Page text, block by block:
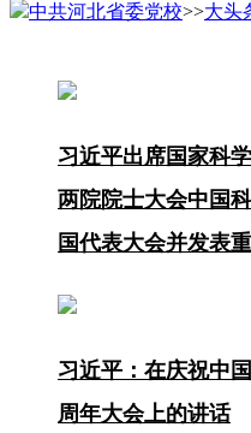
中共河北省委党校>>大头
习近平出席国家科
两院院士大会中国
国代表大会并发表
习近平：在庆祝中
周年大会上的讲话